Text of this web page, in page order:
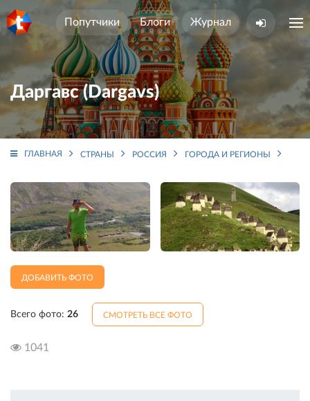
Попутчики Блоги Журнал
Даргавс (Dargavs)
ГЛАВНАЯ СТРАНЫ РОССИЯ ГОРОДА И РЕГИОНЫ
ДОБАВИТЬ ФОТО
Всего фото: 26 СМОТРЕТЬ ВСЕ ФОТО
1041